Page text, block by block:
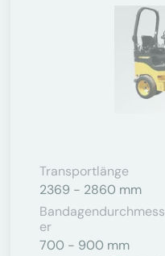
Transportlänge
2369 - 2860 mm
Bandagendurchmess
Er
700 - 900 mm